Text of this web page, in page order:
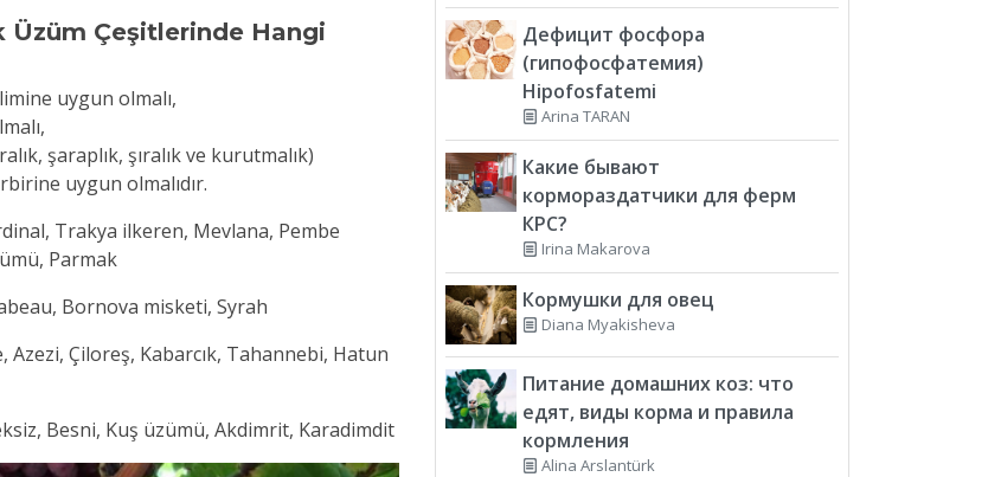
Üzüm Çeşitlerinde Hangi
uygun olmalı,
şaraplık, şıralık ve kurutmalık)
uygun olmalıdır.
Trakya ilkeren, Mevlana, Pembe
Parmak
Bornova misketi, Syrah
Azezi, Çiloreş, Kabarcık, Tahannebi, Hatun
Besni, Kuş üzümü, Akdimrit, Karadimdit
Дефицит фосфора
(гипофосфатемия)
Hipofosfatemi
Arina TARAN
Какие бывают
кормораздатчики для ферм
КРС?
Irina Makarova
Кормушки для овец
Diana Myakisheva
Питание домашних коз: что
едят, виды корма и правила
кормления
Alina Arslantürk